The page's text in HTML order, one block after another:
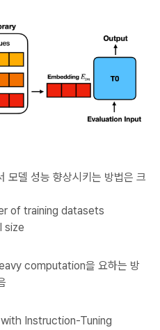
델 성능 향상시키는 방법은 크
of training datasets
size
computation을 요하는 방
Instruction-Tuning